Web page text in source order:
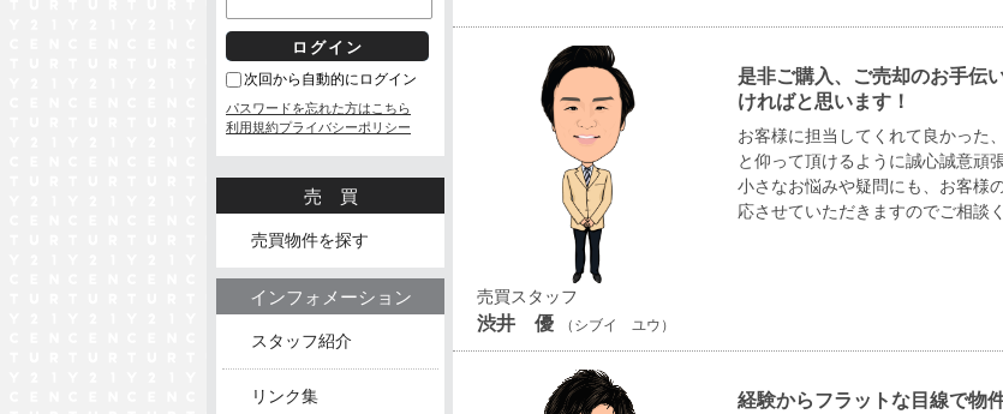
売買スタッフ
渋井 優 （シブイ ユウ）
是非ご購入、ご売却のお手伝
ければと思います！
お客様に担当してくれて良かった
と仰って頂けるように誠心誠意頑
小さなお悩みや疑問にも、お客様
応させていただきますのでご相談
経験からフラットな目線で物
次回から自動的にログイン
パスワードを忘れた方はこちら
利用規約プライバシーポリシー
売買
売買物件を探す
インフォメーション
スタッフ紹介
リンク集